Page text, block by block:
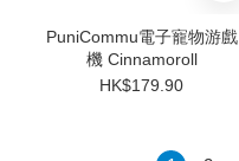
PuniCommu電子寵物游戲
機 Cinnamoroll
HK$179.90